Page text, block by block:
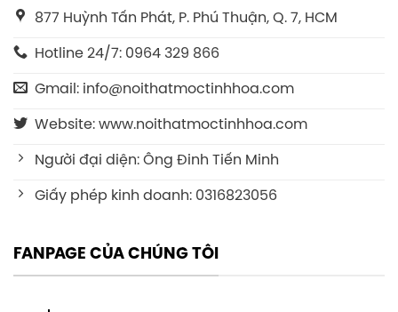
877 Huỳnh Tấn Phát, P. Phú Thuận, Q. 7, HCM
Hotline 24/7: 0964 329 866
Gmail: info@noithatmoctinhhoa.com
Website: www.noithatmoctinhhoa.com
Người đại diện: Ông Đinh Tiến Minh
Giấy phép kinh doanh: 0316823056
FANPAGE CỦA CHÚNG TÔI